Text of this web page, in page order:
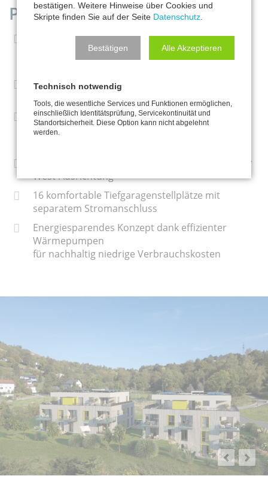
PROJEKTDETAILS
Absolute Rarität für Familien: 4- oder 5-Zimmer-
Erdgeschoss-
Penthouse-Wohnungen mit bis zu 180 m²
Schwellenfreier Zugang mit dem Aufzug über die
Hauseingänge und die Tiefgarage in jede
Großzügige Balkone oder Terrassen in Süd- oder
West-Ausrichtung
16 komfortable Tiefgaragenstellplätze mit
separatem Stromanschluss
Energiesparendes Konzept dank effizienter
Wärmepumpen
für nachhaltig niedrige Verbrauchskosten
bestätigen. Weitere Hinweise über Cookies und
Skripte finden Sie auf der Seite Datenschutz.
Bestätigen Alle Akzeptieren
Technisch notwendig
Tools, die wesentliche Services und Funktionen ermöglichen,
einschließlich Identitätsprüfung, Servicekontinuität und
Standortsicherheit. Diese Option kann nicht abgelehnt
werden.